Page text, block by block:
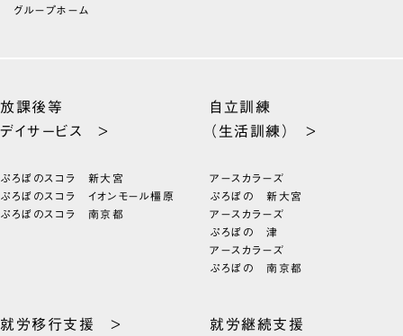
グループホーム
放課後等
デイサービス >
ぷろぼのスコラ 新大宮
ぷろぼのスコラ イオンモール橿原
ぷろぼのスコラ 南京都
自立訓練
（生活訓練） >
アースカラーズ
ぷろぼの 新大宮
アースカラーズ
ぷろぼの 津
アースカラーズ
ぷろぼの 南京都
就労移行支援 >
就労継続支援